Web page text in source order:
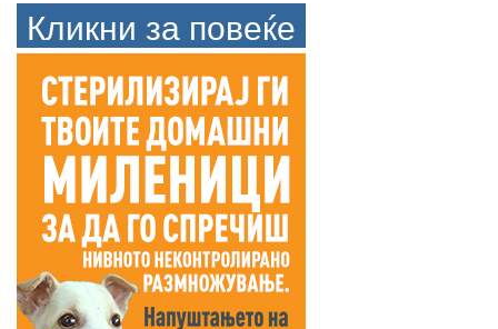
Кликни за повеќе